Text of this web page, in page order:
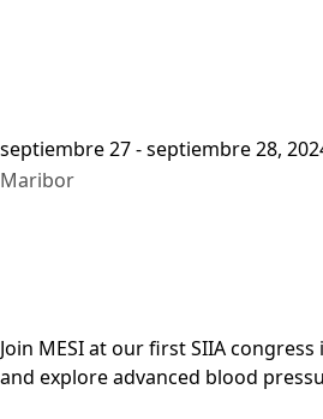
septiembre 27 - septiembre 28,
Maribor
Join MESI at our first SIIA congress
and explore advanced blood